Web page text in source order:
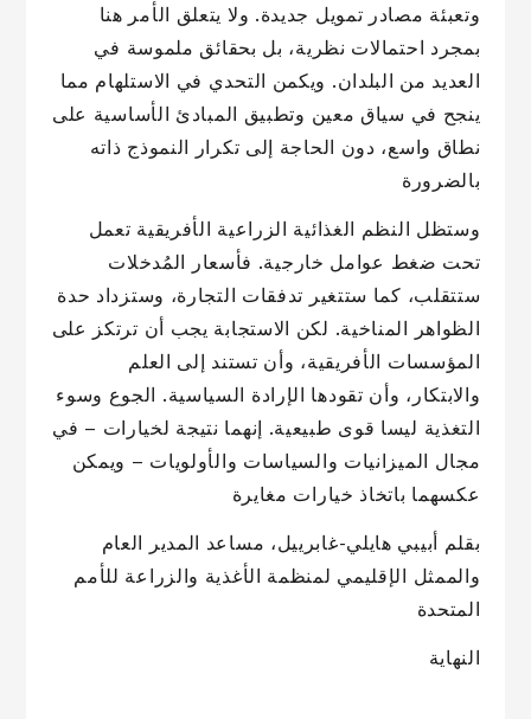
وتعبئة مصادر تمويل جديدة. ولا يتعلق الأمر هنا
بمجرد احتمالات نظرية، بل بحقائق ملموسة في
العديد من البلدان. ويكمن التحدي في الاستلهام مما
ينجح في سياق معين وتطبيق المبادئ الأساسية على
نطاق واسع، دون الحاجة إلى تكرار النموذج ذاته
بالضرورة
وستظل النظم الغذائية الزراعية الأفريقية تعمل
تحت ضغط عوامل خارجية. فأسعار المُدخلات
ستتقلب، كما ستتغير تدفقات التجارة، وستزداد حدة
الظواهر المناخية. لكن الاستجابة يجب أن ترتكز على
المؤسسات الأفريقية، وأن تستند إلى العلم
والابتكار، وأن تقودها الإرادة السياسية. الجوع وسوء
التغذية ليسا قوى طبيعية. إنهما نتيجة لخيارات – في
مجال الميزانيات والسياسات والأولويات – ويمكن
عكسهما باتخاذ خيارات مغايرة
بقلم أبيبي هايلي-غابرييل، مساعد المدير العام
والممثل الإقليمي لمنظمة الأغذية والزراعة للأمم
المتحدة
النهاية